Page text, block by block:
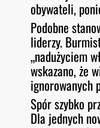
obywateli,
Podobne
liderzy.
„nadużyciem
wskazano, że
ignorowanych
Spór szybko
Dla jednych